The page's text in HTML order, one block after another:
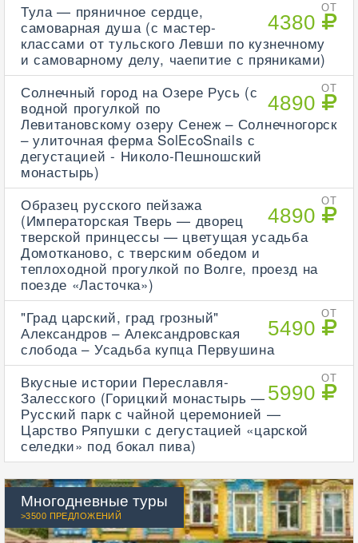
ОТ
4380
Тула — пряничное сердце,
самоварная душа (с мастер-
классами от тульского Левши по кузнечному
и самоварному делу, чаепитие с пряниками)
ОТ
4890
Солнечный город на Озере Русь (с
водной прогулкой по
Левитановскому озеру Сенеж – Солнечногорск
– улиточная ферма SolEcoSnails с
дегустацией - Николо-Пешношский
монастырь)
ОТ
4890
Образец русского пейзажа
(Императорская Тверь — дворец
тверской принцессы — цветущая усадьба
Домотканово, с тверским обедом и
теплоходной прогулкой по Волге, проезд на
поезде «Ласточка»)
ОТ
5490
"Град царский, град грозный"
Александров – Александровская
слобода – Усадьба купца Первушина
ОТ
5990
Вкусные истории Переславля-
Залесского (Горицкий монастырь —
Русский парк с чайной церемонией —
Царство Ряпушки с дегустацией «царской
селедки» под бокал пива)
Многодневные туры
>3500 ПРЕДЛОЖЕНИЙ